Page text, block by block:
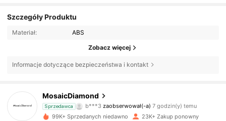
Szczegóły Produktu
Materiał: ABS
Zobacz więcej
Informacje dotyczące bezpieczeństwa i kontakt
MosaicDiamond
Sprzedawca b***3 zaobserwował(-a) 7 godzin(y) temu
99K+ Sprzedanych niedawno 23K+ Zakup ponowny